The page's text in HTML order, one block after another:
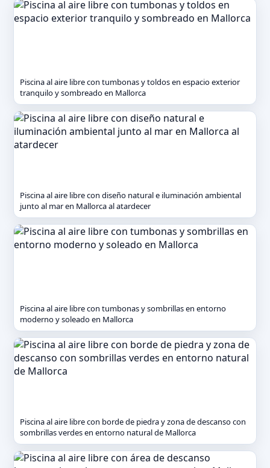
Piscina al aire libre con tumbonas y toldos en espacio exterior
tranquilo y sombreado en Mallorca
Piscina al aire libre con diseño natural e iluminación ambiental
junto al mar en Mallorca al atardecer
Piscina al aire libre con tumbonas y sombrillas en entorno
moderno y soleado en Mallorca
Piscina al aire libre con borde de piedra y zona de descanso con
sombrillas verdes en entorno natural de Mallorca